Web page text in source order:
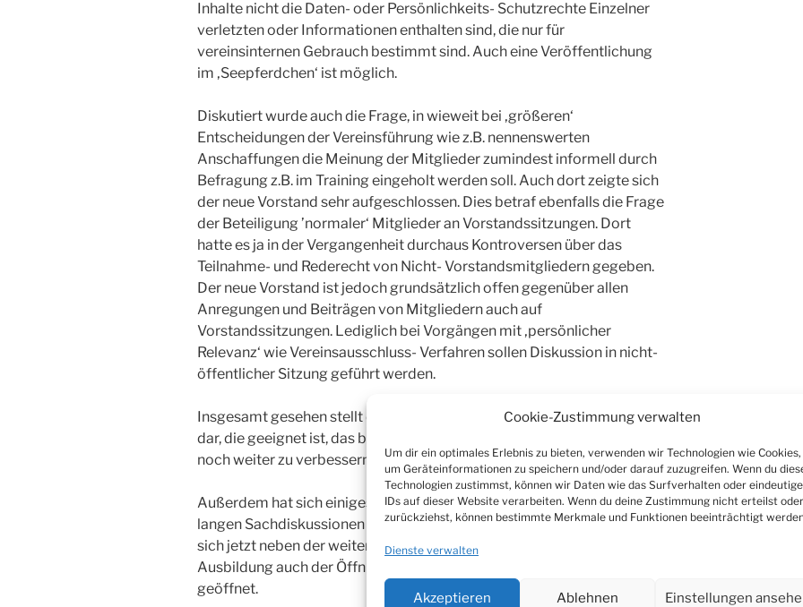
Cookie-Zustimmung verwalten
Um dir ein optimales Erlebnis zu bieten, verwenden wir Technologien wie Cookies,
um Geräteinformationen zu speichern und/oder darauf zuzugreifen. Wenn du
Technologien zustimmst, können wir Daten wie das Surfverhalten oder eindeutige
IDs auf dieser Website verarbeiten. Wenn du deine Zustimmung nicht erteilst oder
zurückziehst, können bestimmte Merkmale und Funktionen beeinträchtigt
Dienste verwalten
Akzeptieren Ablehnen Einstellungen
Inhalte nicht die Daten- oder Persönlichkeits- Schutzrechte Einzelner
verletzten oder Informationen enthalten sind, die nur für
vereinsinternen Gebrauch bestimmt sind. Auch eine Veröffentlichung
im ‚Seepferdchen‘ ist möglich.
Diskutiert wurde auch die Frage, in wieweit bei ‚größeren‘
Entscheidungen der Vereinsführung wie z.B. nennenswerten
Anschaffungen die Meinung der Mitglieder zumindest informell durch
Befragung z.B. im Training eingeholt werden soll. Auch dort zeigte sich
der neue Vorstand sehr aufgeschlossen. Dies betraf ebenfalls die Frage
der Beteiligung ’normaler‘ Mitglieder an Vorstandssitzungen. Dort
hatte es ja in der Vergangenheit durchaus Kontroversen über das
Teilnahme- und Rederecht von Nicht- Vorstandsmitgliedern gegeben.
Der neue Vorstand ist jedoch grundsätzlich offen gegenüber allen
Anregungen und Beiträgen von Mitgliedern auch auf
Vorstandssitzungen. Lediglich bei Vorgängen mit ‚persönlicher
Relevanz‘ wie Vereinsausschluss- Verfahren sollen Diskussion in nicht-
öffentlicher Sitzung geführt werden.
Insgesamt gesehen stellt dies alles eine sehr erfreuliche Entwicklung
dar, die geeignet ist, das bereits jetzt schon sehr aktive Vereinsleben
noch weiter zu verbessern.
Außerdem hat sich einiges getan im Bereich der Ausbildung. Nach
langen Sachdiskussionen über die Form der Integration hat der Verein
sich jetzt neben der weiterhin gepflegten VDST- Schiene bei der
Ausbildung auch der Öffnung hin zum Brevetierungs- System von PADI
geöffnet.